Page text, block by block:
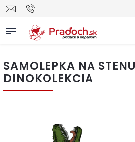
SAMOLEPKA NA STENU
DINOKOLEKCIA